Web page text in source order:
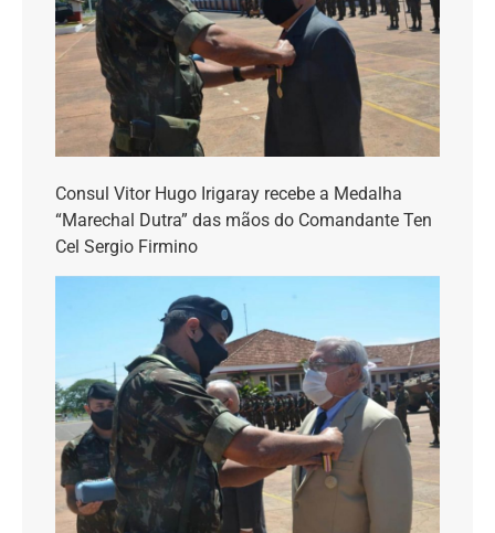
Consul Vitor Hugo Irigaray recebe a Medalha
“Marechal Dutra” das mãos do Comandante Ten
Cel Sergio Firmino